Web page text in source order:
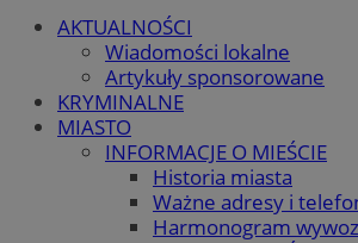
AKTUALNOŚCI
Wiadomości lokalne
Artykuły sponsorowane
KRYMINALNE
MIASTO
INFORMACJE O MIEŚCIE
Historia miasta
Ważne adresy i
Harmonogram